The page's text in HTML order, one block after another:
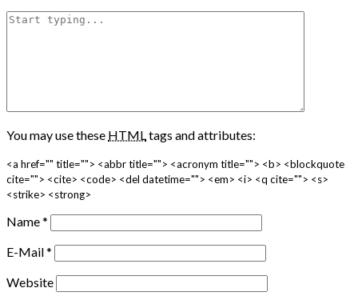
You may use these HTMLtags and attributes:
<a href="" title=""> <abbr title=""> <acronym title=""> <b> <blockquote
cite=""> <cite> <code> <del datetime=""> <em> <i> <q cite=""> <s>
<strike> <strong>
Name*
E-Mail*
Website